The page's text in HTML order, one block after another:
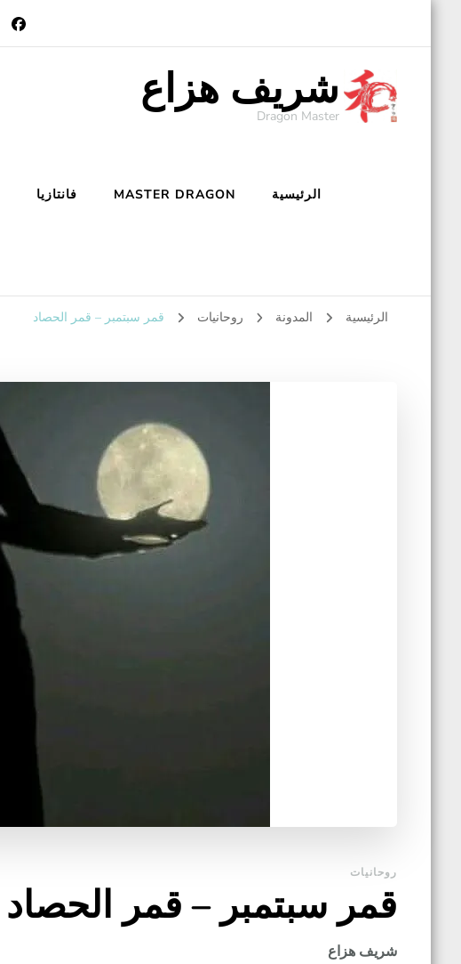
شريف هزاع
Dragon Master
الرئيسية MASTER DRAGON فانتازيا
الرئيسية المدونة روحانيات قمر سبتمبر – قمر الحصاد
روحانيات
قمر سبتمبر – قمر الحصاد
شريف هزاع